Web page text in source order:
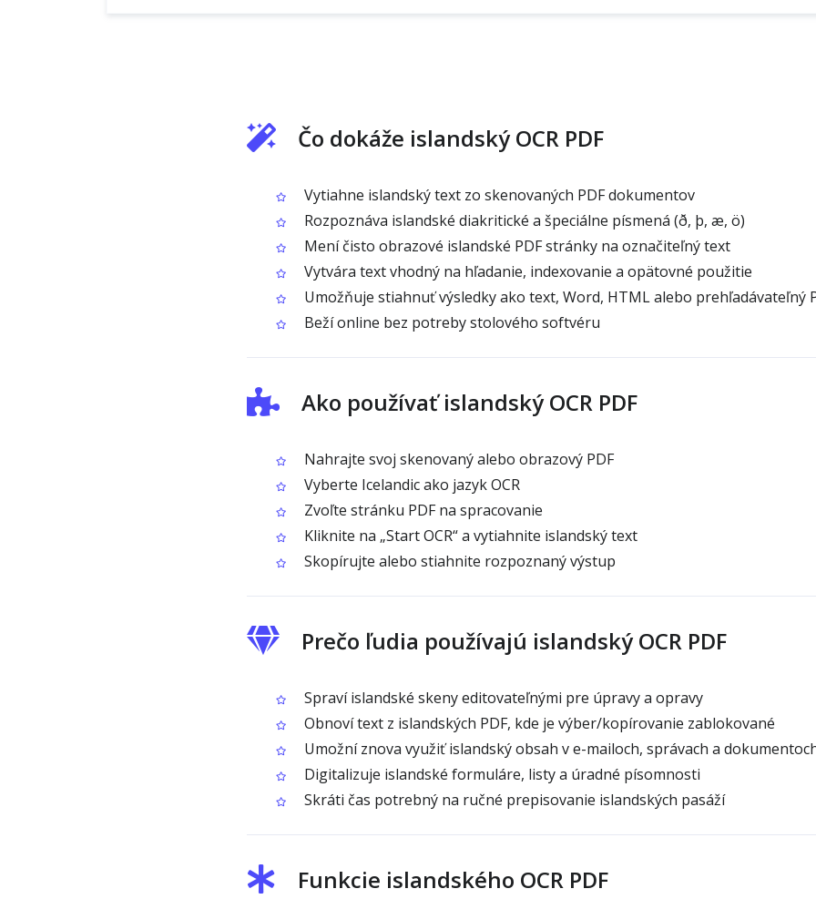
Čo dokáže islandský OCR PDF
Vytiahne islandský text zo skenovaných PDF dokumentov
Rozpoznáva islandské diakritické a špeciálne písmená (ð, þ, æ, ö)
Mení čisto obrazové islandské PDF stránky na označiteľný text
Vytvára text vhodný na hľadanie, indexovanie a opätovné použitie
Umožňuje stiahnuť výsledky ako text, Word, HTML alebo prehľadávateľný
Beží online bez potreby stolového softvéru
Ako používať islandský OCR PDF
Nahrajte svoj skenovaný alebo obrazový PDF
Vyberte Icelandic ako jazyk OCR
Zvoľte stránku PDF na spracovanie
Kliknite na „Start OCR“ a vytiahnite islandský text
Skopírujte alebo stiahnite rozpoznaný výstup
Prečo ľudia používajú islandský OCR PDF
Spraví islandské skeny editovateľnými pre úpravy a opravy
Obnoví text z islandských PDF, kde je výber/kopírovanie zablokované
Umožní znova využiť islandský obsah v e-mailoch, správach a
Digitalizuje islandské formuláre, listy a úradné písomnosti
Skráti čas potrebný na ručné prepisovanie islandských pasáží
Funkcie islandského OCR PDF